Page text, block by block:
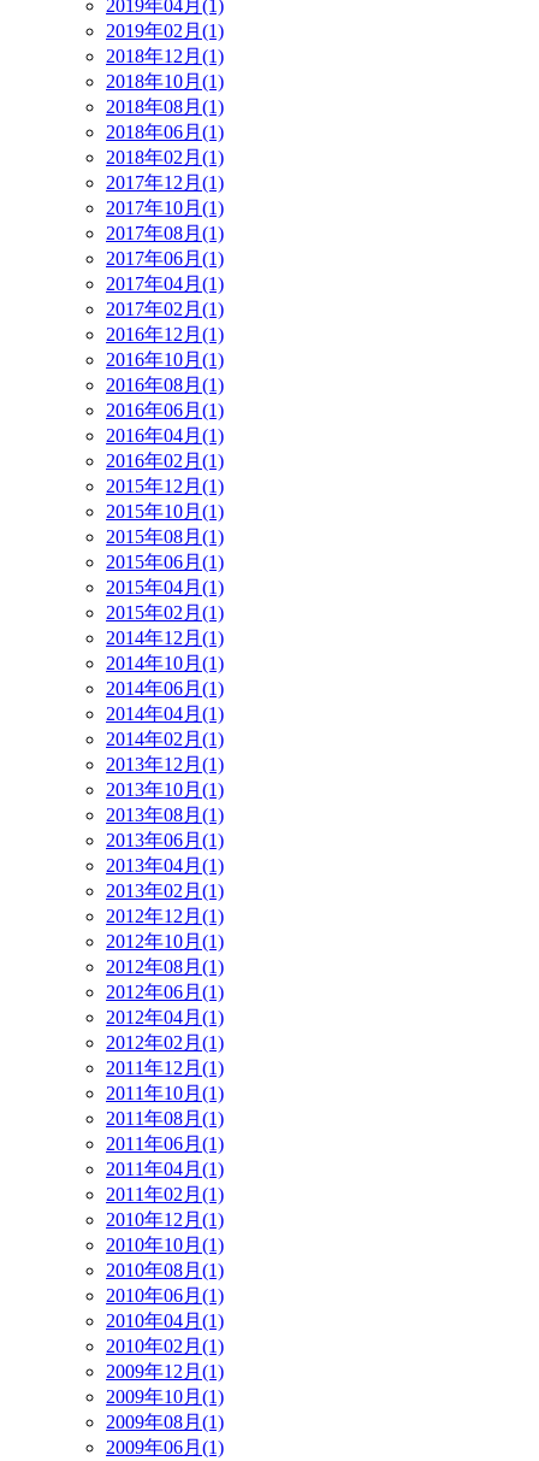
2019年04月(1)
2019年02月(1)
2018年12月(1)
2018年10月(1)
2018年08月(1)
2018年06月(1)
2018年02月(1)
2017年12月(1)
2017年10月(1)
2017年08月(1)
2017年06月(1)
2017年04月(1)
2017年02月(1)
2016年12月(1)
2016年10月(1)
2016年08月(1)
2016年06月(1)
2016年04月(1)
2016年02月(1)
2015年12月(1)
2015年10月(1)
2015年08月(1)
2015年06月(1)
2015年04月(1)
2015年02月(1)
2014年12月(1)
2014年10月(1)
2014年06月(1)
2014年04月(1)
2014年02月(1)
2013年12月(1)
2013年10月(1)
2013年08月(1)
2013年06月(1)
2013年04月(1)
2013年02月(1)
2012年12月(1)
2012年10月(1)
2012年08月(1)
2012年06月(1)
2012年04月(1)
2012年02月(1)
2011年12月(1)
2011年10月(1)
2011年08月(1)
2011年06月(1)
2011年04月(1)
2011年02月(1)
2010年12月(1)
2010年10月(1)
2010年08月(1)
2010年06月(1)
2010年04月(1)
2010年02月(1)
2009年12月(1)
2009年10月(1)
2009年08月(1)
2009年06月(1)